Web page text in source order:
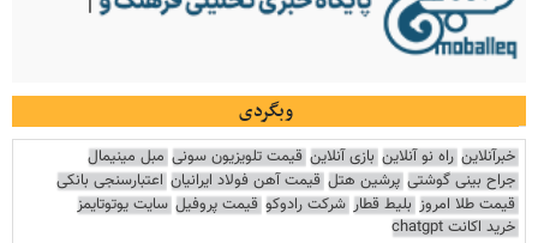
وبگردی
خبرآنلاین راه نو آنلاین بازی آنلاین قیمت تلویزیون سونی مبل مینیمال
جراح بینی گوشتی پرشین هتل قیمت آهن فولاد ایرانیان اعتبارسنجی بانکی
قیمت طلا امروز بلیط قطار شرکت رادوکو قیمت پروفیل سایت یوتوتایمز
خرید اکانت chatgpt